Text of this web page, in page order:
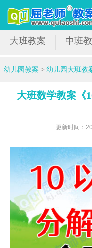
大班教案 中班
幼儿园教案 >幼儿园大班教
大班数学教案《
更新时间：